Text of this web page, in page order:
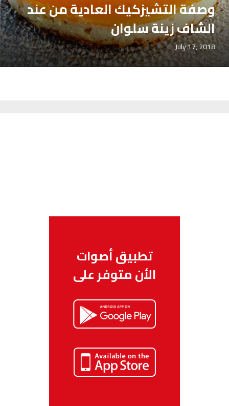
وصفة التشيزكيك العادية من عند
الشاف زينة سلوان
July 17, 2018
تطبيق أصوات
الأن متوفر على